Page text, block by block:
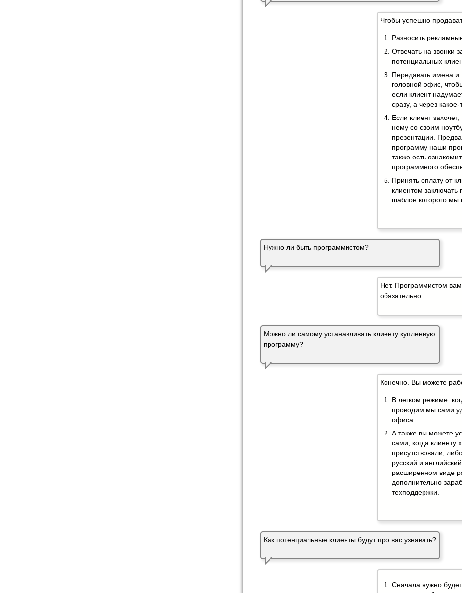
Чтобы успешно
Разносить
Отвечать на звонки
потенциальных
Передавать имена
головной офис,
если клиент
сразу, а через какое-
Если клиент
нему со своим
презентации.
программу наши
также есть
программного
Принять оплату от
клиентом заключать
шаблон которого мы
Нужно ли быть программистом?
Нет. Программистом
обязательно.
Можно ли самому устанавливать клиенту купленную
программу?
Конечно. Вы можете
В легком режиме:
проводим мы сами
офиса.
А также вы можете
сами, когда клиенту
присутствовали,
русский и
расширенном виде
дополнительно
техподдержки.
Как потенциальные клиенты будут про вас узнавать?
Сначала нужно